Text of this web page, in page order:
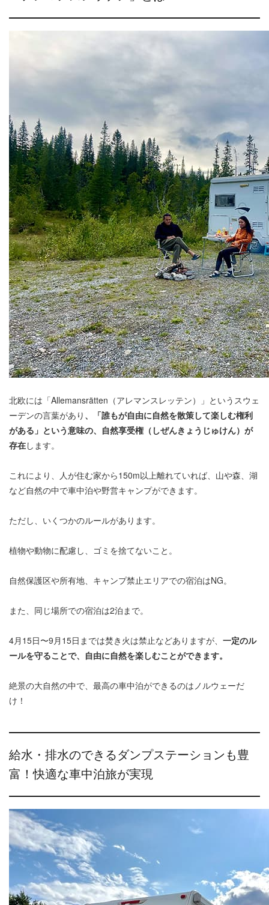
北欧には「Allemansrätten（アレマンスレッテン）」というスウェ
ーデンの言葉があり 、「誰もが自由に自然を散策して楽しむ権利
がある」という意味の、自然享受権（しぜんきょうじゅけん）が
存在します。
これにより、人が住む家から150m以上離れていれば、山や森、湖
など自然の中で車中泊や野営キャンプができます。
ただし、いくつかのルールがあります。
植物や動物に配慮し、ゴミを捨てないこと。
自然保護区や所有地、キャンプ禁止エリアでの宿泊はNG。
また、同じ場所での宿泊は2泊まで。
4月15日〜9月15日までは焚き火は禁止などありますが、 一定のル
ールを守ることで、自由に自然を楽しむことができます。
絶景の大自然の中で、最高の車中泊ができるのはノルウェーだ
け！
給水・排水のできるダンプステーションも豊
富！快適な車中泊旅が実現